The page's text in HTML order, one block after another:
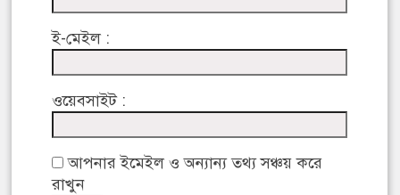
ই-মেইল :
ওয়েবসাইট :
আপনার ইমেইল ও অন্যান্য তথ্য সঞ্চয় করে
রাখুন